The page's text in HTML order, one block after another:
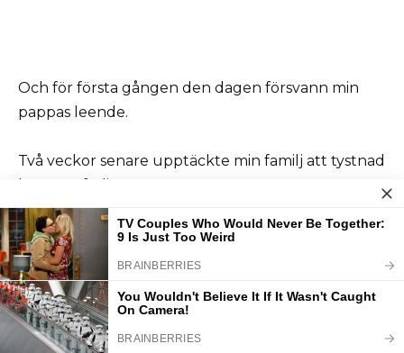
Och för första gången den dagen försvann min
pappas leende.
Två veckor senare upptäckte min familj att tystnad
kan vara farligare än rop.
Den första flyttbilen anlände till Whitcomb Hall
klockan 07:06 en lördagsmorgon.
Jag minns exakt tid eftersom jag stod barfota i den
stora foajén på den nyslipade marmorn, hållande